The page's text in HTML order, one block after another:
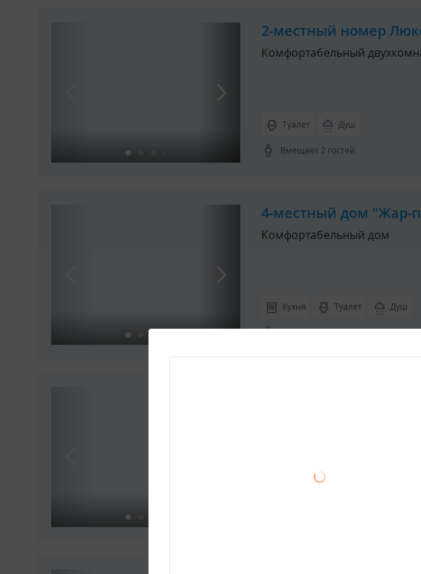
2-местный номер
Комфортабельный
Туалет Душ
Вмещает 2 гостей
4-местный дом "Жар-
Комфортабельный дом
Кухня Туалет Душ
Вмещает 4 гостей
4-местный дом